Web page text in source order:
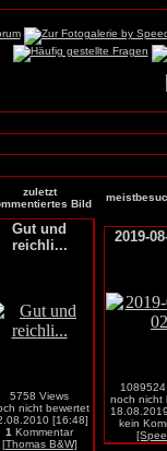
zuletzt
Bild
Gut und
reichli...
5758 Views
nicht bewertet
[16:48]
1 Kommentar
[Thomas B&W]
2019-
noch nicht
kein